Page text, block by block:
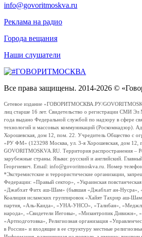
info@govoritmoskva.ru
Реклама на радио
Города вещания
Наши слушатели
Все права защищены. 2014-2026 ©
Сетевое издание «ГОВОРИТМОСКВА.РУ/
лиц старше 16 лет. Свидетельство о регистрации СМИ
года выдано Федеральной службой по надзору в сфере
технологий и массовых коммуникаций (Роскомнадзор).
Хорошевская, дом 12, пом. 22. Учредитель Общество с
«РУ ФМ» (123298 Москва, ул. 3-я Хорошевская, дом 12,
GOVORITMOSKVA.RU. Территория распространения –
зарубежные страны. Языки: русский и английский.
Георгиевич. Email: info@govoritmoskva.ru. Номер
*Экстремистские и террористические организации,
Федерации: «Правый сектор», «Украинская
«Джабхат Фатх аш-Шам» (бывшая «Джабхат ан-Нусра»,
Коалиция исламских группировок «Хайят Тахрир аш-
партия, «Аль-Каида», «УНА-УНСО», «Талибан»,
народа», «Свидетели Иеговы», «Мизантропик Дивижн»,
«Артподготовка», Религиозная организация
в России» и входящие в ее структуру местные